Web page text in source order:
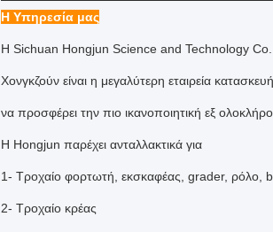
Η Υπηρεσία μας
Η Sichuan Hongjun Science and Technology Co.,
Χονγκζούν είναι η μεγαλύτερη εταιρεία
να προσφέρει την πιο ικανοποιητική εξ
Η Hongjun παρέχει ανταλλακτικά για
1- Τροχαίο φορτωτή, εκσκαφέας, grader, ρόλο,
2- Τροχαίο κρέας